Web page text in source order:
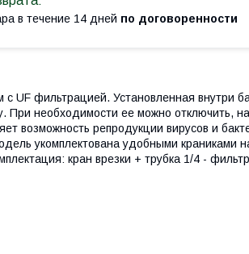
в течение 14 дней по договоренности
UF фильтрацией. Установленная внутри
При необходимости ее можно отключить,
возможность репродукции вирусов и
укомплектована удобными краниками
кран врезки + трубка 1/4 -